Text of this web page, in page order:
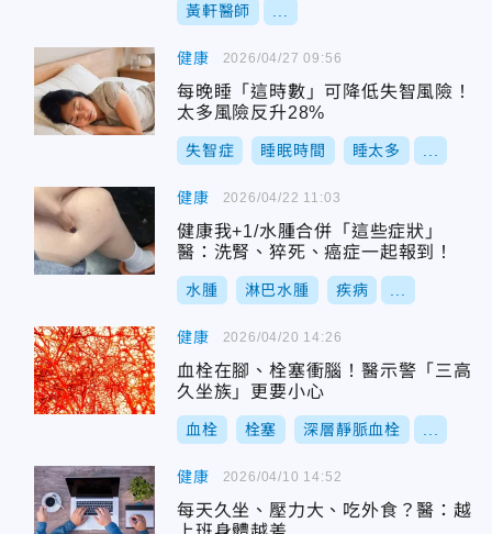
黃軒醫師
健康
每晚睡「這時數」可降低失智風險！
太多風險反升28%
失智症 睡眠時間 睡太多
2026/04/27 09:56
健康
健康我+1/水腫合併「這些症狀」
醫：洗腎、猝死、癌症一起報到！
水腫 淋巴水腫 疾病
2026/04/22 11:03
健康
血栓在腳、栓塞衝腦！醫示警「三高
久坐族」更要小心
血栓 栓塞 深層靜脈血栓
2026/04/20 14:26
健康
每天久坐、壓力大、吃外食？醫：越
2026/04/10 14:52